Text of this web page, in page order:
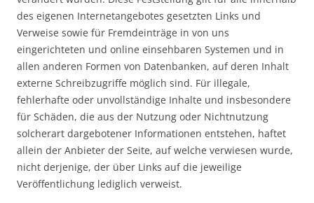
des eigenen Internetangebotes gesetzten Links und
Verweise sowie für Fremdeinträge in von uns
eingerichteten und online einsehbaren Systemen und in
allen anderen Formen von Datenbanken, auf deren Inhalt
externe Schreibzugriffe möglich sind. Für illegale,
fehlerhafte oder unvollständige Inhalte und insbesondere
für Schäden, die aus der Nutzung oder Nichtnutzung
solcherart dargebotener Informationen entstehen, haftet
allein der Anbieter der Seite, auf welche verwiesen wurde,
nicht derjenige, der über Links auf die jeweilige
Veröffentlichung lediglich verweist.